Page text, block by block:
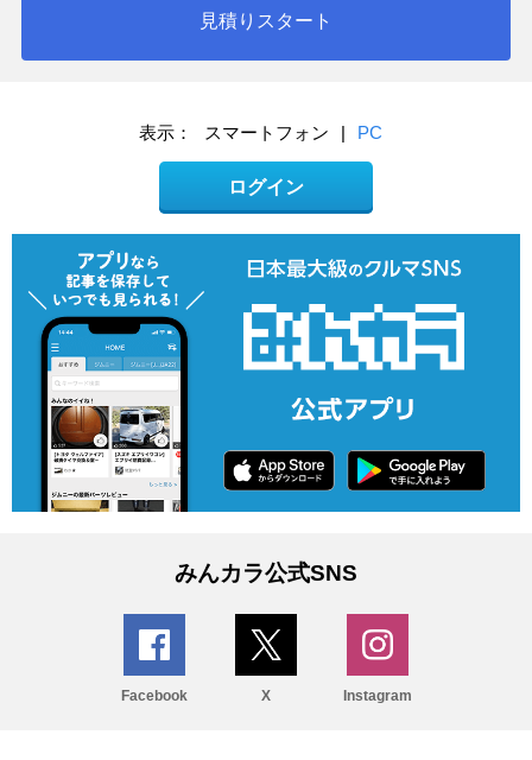
見積りスタート
表示： スマートフォン | PC
ログイン
みんカラ公式SNS
Facebook X Instagram